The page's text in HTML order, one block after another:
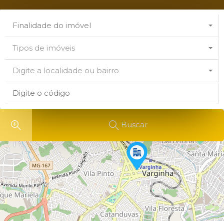
Finalidade do imóvel
Tipos de imóveis
Digite a localidade ou bairro
Buscar